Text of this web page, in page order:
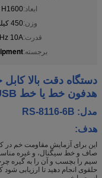
ابعاد:H1600
وزن:450 کیلوگرم
قدرت:10A
برجسته:
دستگاه دقت بالا
هدفون خط یا خط USB
مدل: RS-8116-6B
هدف:
صاف و خط سیگنال، و غیره
سیم را بچسب و آن را به گیره
حلقوی انجام دهید تا ارزیابی